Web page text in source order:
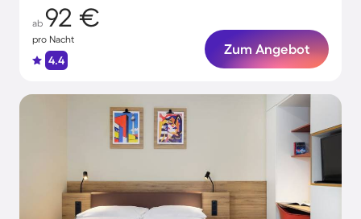
ab 92 €
pro Nacht
4.4
Zum Angebot